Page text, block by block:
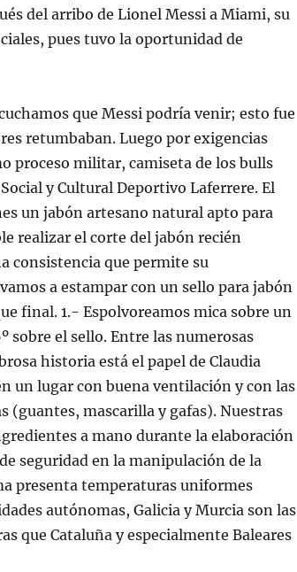
del arribo de Lionel Messi a Miami, su
pues tuvo la oportunidad de
que Messi podría venir; esto fue
retumbaban. Luego por exigencias
proceso militar, camiseta de los bulls
y Cultural Deportivo Laferrere. El
un jabón artesano natural apto para
realizar el corte del jabón recién
consistencia que permite su
a estampar con un sello para jabón
final. 1.- Espolvoreamos mica sobre un
sobre el sello. Entre las numerosas
historia está el papel de Claudia
un lugar con buena ventilación y con las
(guantes, mascarilla y gafas). Nuestras
a mano durante la elaboración
seguridad en la manipulación de la
presenta temperaturas uniformes
autónomas, Galicia y Murcia son las
que Cataluña y especialmente Baleares